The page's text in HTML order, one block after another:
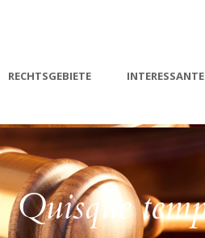
RECHTSGEBIETE
Quisque